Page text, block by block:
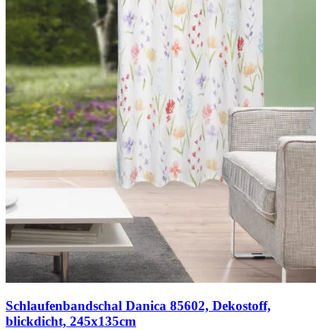
Schlaufenbandschal Danica 85602, Dekostoff,
blickdicht, 245x135cm